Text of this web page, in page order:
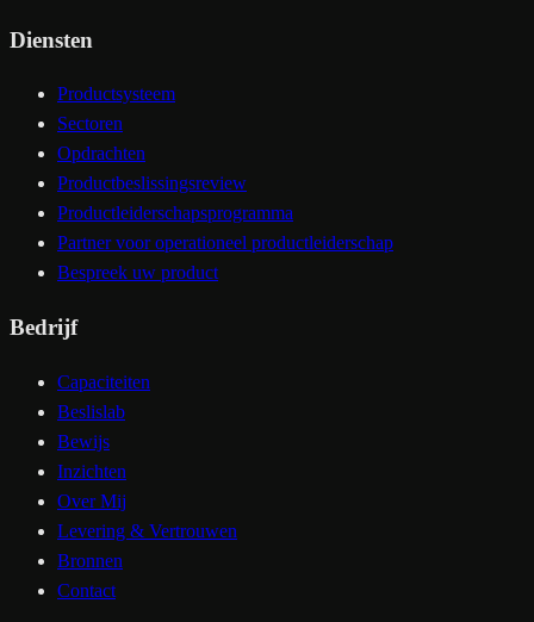
Diensten
Productsysteem
Sectoren
Opdrachten
Productbeslissingsreview
Productleiderschapsprogramma
Partner voor operationeel productleiderschap
Bespreek uw product
Bedrijf
Capaciteiten
Beslislab
Bewijs
Inzichten
Over Mij
Levering & Vertrouwen
Bronnen
Contact